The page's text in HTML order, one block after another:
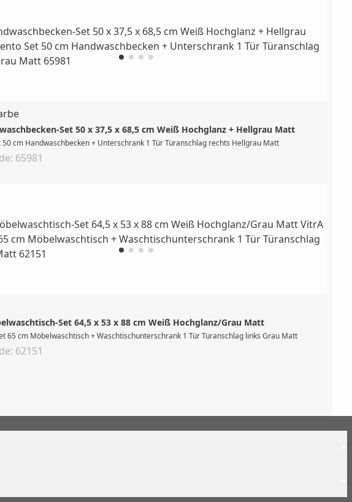
Handwaschbecken # 5945 (Breite 50 cm, Becken links, Hahnlochbank rechts, Hahnloch
Set 50 x 37,5 x 68,5 cm Weiß Hochglanz + Hellgrau Matt
50 cm Handwaschbecken + Unterschrank 1 Tür Türanschlag rechts Hellgrau Matt
65981
Breite 65 cm, bestehend aus Möbelwaschtisch # 7801 (wandgebunden, mit Hahnlochbank,
Set 64,5 x 53 x 88 cm Weiß Hochglanz/Grau Matt
65 cm Möbelwaschtisch + Waschtischunterschrank 1 Tür Türanschlag links Grau Matt
62151